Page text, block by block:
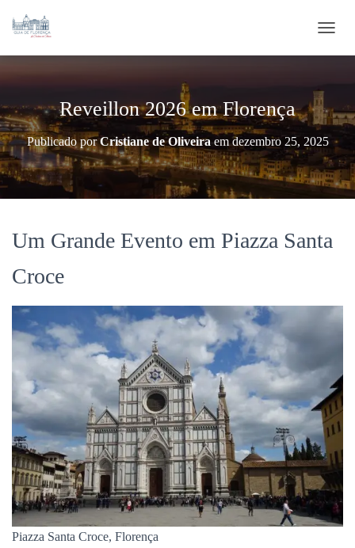
Reveillon 2026 em Florença
Publicado porCristiane de Oliveiraemdezembro 25, 2025
Um Grande Evento em Piazza Santa
Croce
Piazza Santa Croce, Florença